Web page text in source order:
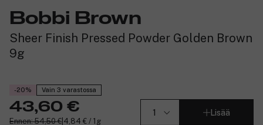
Bobbi Brown
Sheer Finish Pressed Powder Golden Brown
9g
-20% Vain 3 varastossa
43,60 €
Ennen: 54,50 € 4,84 € / 1g
Lisää